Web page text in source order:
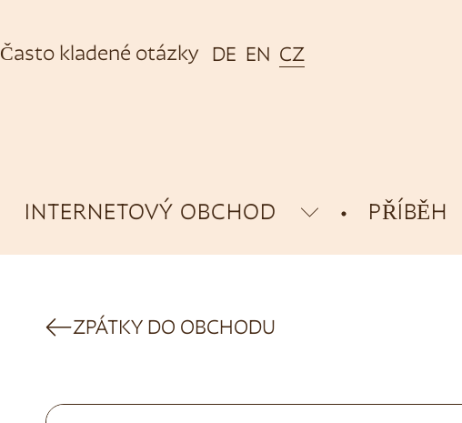
Často kladené otázky DE EN CZ
INTERNETOVÝ OBCHOD PŘÍBĚH
ZPÁTKY DO OBCHODU